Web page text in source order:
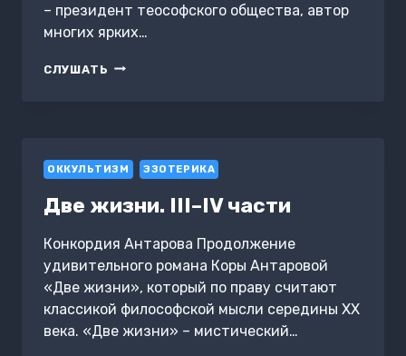
– президент теософского общества, автор
многих ярких…
СЛУШАТЬ ЗАКОНЫ
ОККУЛЬТИЗМ ЭЗОТЕРИКА
Две жизни. III–IV части
Конкордия Антарова Продолжение
удивительного романа Коры Антаровой
«Две жизни», который по праву считают
классикой философской мысли середины XX
века. «Две жизни» – мистический…